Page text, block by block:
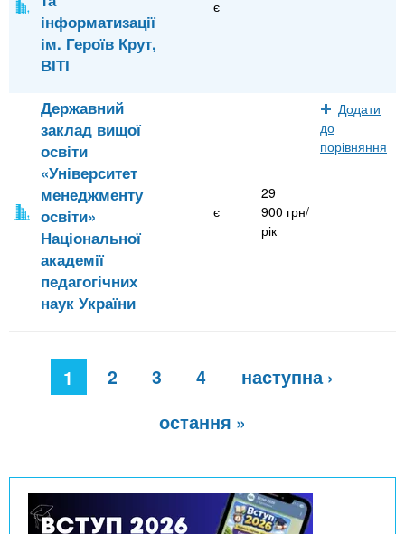
інформатизації
ім. Героїв Крут,
ВІТІ
є
Державний
заклад вищої
освіти
«Університет
менеджменту
освіти»
Національної
академії
педагогічних
наук України
є
29
900 грн/
рік
Додати
до
порівняння
к
1 2 3 4
наступна ›
остання »